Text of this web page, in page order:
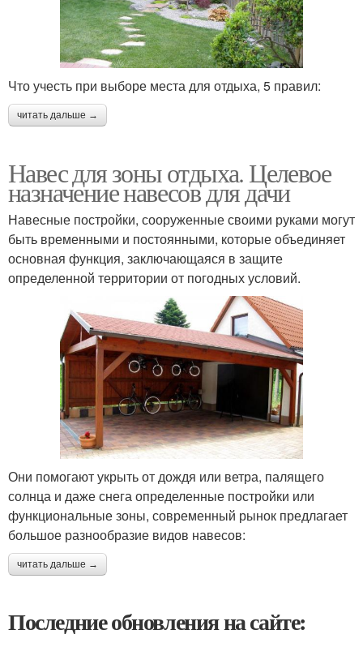
Что учесть при выборе места для отдыха, 5 правил:
читать дальше →
Навес для зоны отдыха. Целевое
назначение навесов для дачи
Навесные постройки, сооруженные своими руками могут
быть временными и постоянными, которые объединяет
основная функция, заключающаяся в защите
определенной территории от погодных условий.
Они помогают укрыть от дождя или ветра, палящего
солнца и даже снега определенные постройки или
функциональные зоны, современный рынок предлагает
большое разнообразие видов навесов:
читать дальше →
Последние обновления на сайте: